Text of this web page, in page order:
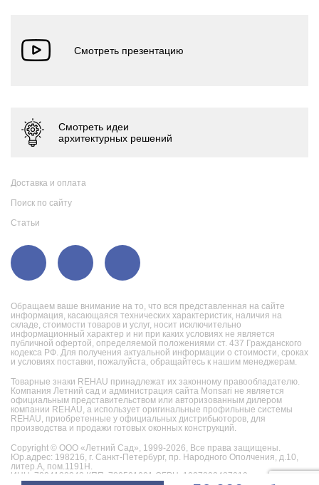
Обращаем ваше внимание на то, что вся представленная на сайте
информация, касающаяся технических характеристик, наличия на
складе, стоимости товаров и услуг, носит исключительно
информационный характер и ни при каких условиях не является
публичной офертой, определяемой положениями ст. 437 Гражданского
кодекса РФ. Для получения актуальной информации о стоимости, сроках
и условиях поставки, пожалуйста, обращайтесь к нашим менеджерам.
Товарные знаки REHAU принадлежат их законному правообладателю.
Компания Летний сад и администрация сайта Monsari не является
официальным представительством или авторизованным дилером
компании REHAU, а использует оригинальные профильные системы
REHAU, приобретенные у официальных дистрибьюторов, для
производства и продажи готовых оконных конструкций.
Copyright © ООО «Летний Сад», 1999-2026, Все права защищены.
Юр.адрес: 198216, г. Санкт-Петербург, пр. Народного Ополчения, д.10,
литер.А, пом.1191Н.
ИНН: 7804130242 КПП: 780501001 ОГРН: 1027802487019
Доставка и оплата
Поиск по сайту
Статьи